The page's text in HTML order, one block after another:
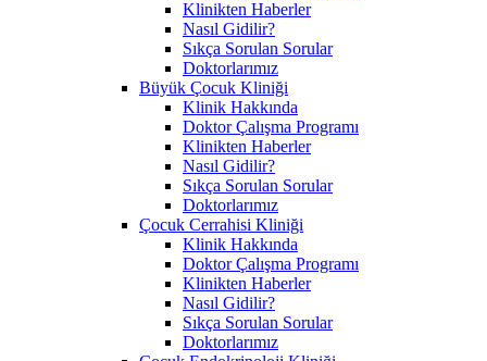
Klinikten Haberler
Nasıl Gidilir?
Sıkça Sorulan Sorular
Doktorlarımız
Büyük Çocuk Kliniği
Klinik Hakkında
Doktor Çalışma Programı
Klinikten Haberler
Nasıl Gidilir?
Sıkça Sorulan Sorular
Doktorlarımız
Çocuk Cerrahisi Kliniği
Klinik Hakkında
Doktor Çalışma Programı
Klinikten Haberler
Nasıl Gidilir?
Sıkça Sorulan Sorular
Doktorlarımız